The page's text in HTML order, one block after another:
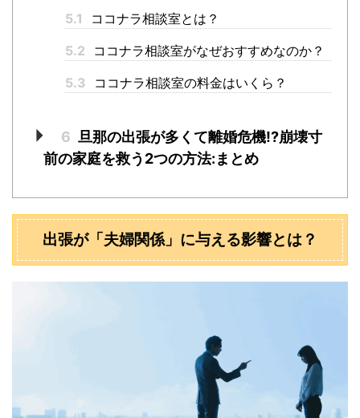
5.1
ココナラ相談室とは？
5.2
ココナラ相談室がなぜおすすめなのか？
5.3
ココナラ相談室の料金はいくら？
6 旦那の出張が多くて離婚危機!?崩壊寸
前の家庭を救う2つの方法:まとめ
出張が「夫婦関係」に与える影響とは？